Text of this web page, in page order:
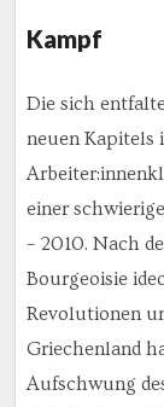
Kampf
Die sich
neuen Kapitels
einer
– 2010. Nach
Bourgeoisie
Revolutionen
Griechenland
Aufschwung